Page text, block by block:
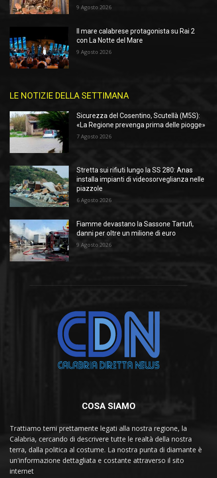
9 Agosto 2026
Il mare calabrese protagonista su Rai 2
con La Notte del Mare
9 Agosto 2026
LE NOTIZIE DELLA SETTIMANA
Sicurezza del Cosentino, Scutellà (M5S):
«La Regione prevenga prima delle piogge»
7 Agosto 2026
Stretta sui rifiuti lungo la SS 280: Anas
installa impianti di videosorveglianza nelle
piazzole
6 Agosto 2026
Fiamme devastano la Sassone Tartufi,
danni per oltre un milione di euro
9 Agosto 2026
COSA SIAMO
Trattiamo temi prettamente legati alla nostra regione, la
Calabria, cercando di descrivere tutte le realtà della nostra
terra, dalla politica al costume. La nostra punta di diamante è
un'informazione dettagliata e costante attraverso il sito
internet